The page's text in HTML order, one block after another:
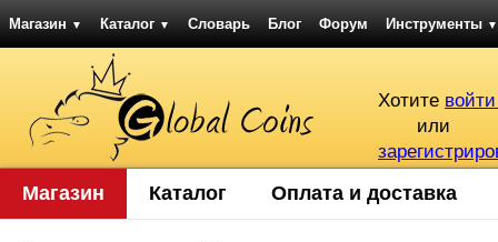
Магазин ▼ Каталог ▼ Словарь Блог Форум Инструменты ▼
Хотите
или
Магазин Каталог Оплата и доставка